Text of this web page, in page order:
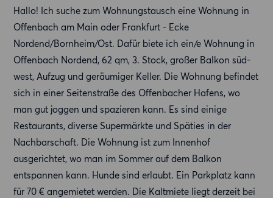
Hallo! Ich suche zum Wohnungstausch eine Wohnung in
Offenbach am Main oder Frankfurt - Ecke
Nordend/Bornheim/Ost. Dafür biete ich ein/e Wohnung in
Offenbach Nordend, 62 qm, 3. Stock, großer Balkon süd-
west, Aufzug und geräumiger Keller. Die Wohnung befindet
sich in einer Seitenstraße des Offenbacher Hafens, wo
man gut joggen und spazieren kann. Es sind einige
Restaurants, diverse Supermärkte und Späties in der
Nachbarschaft. Die Wohnung ist zum Innenhof
ausgerichtet, wo man im Sommer auf dem Balkon
entspannen kann. Hunde sind erlaubt. Ein Parkplatz kann
für 70 € angemietet werden. Die Kaltmiete liegt derzeit bei